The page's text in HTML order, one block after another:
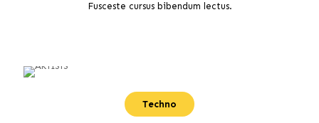
Fusceste cursus bibendum lectus.
Techno